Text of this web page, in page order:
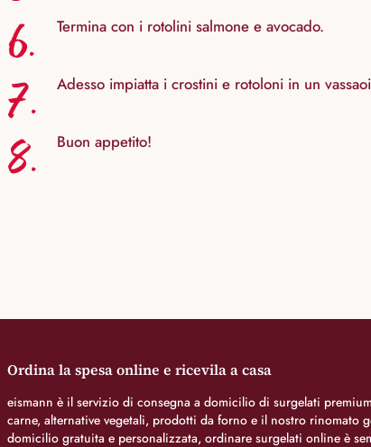
6. Termina con i rotolini salmone e avocado.
7. Adesso impiatta i crostini e rotoloni in un
8. Buon appetito!
Ordina la spesa online e ricevila a casa
eismann è il servizio di consegna a domicilio di surgelati
carne, alternative vegetali, prodotti da forno e il nostro rinomato
domicilio gratuita e personalizzata, ordinare surgelati online è